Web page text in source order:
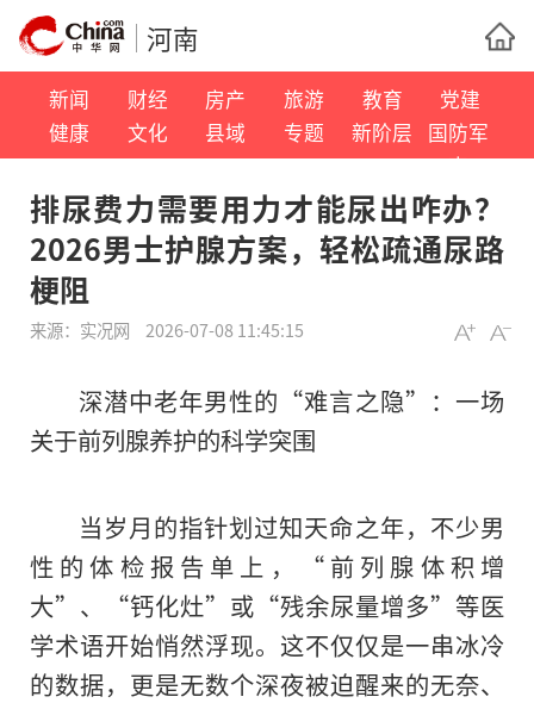
河南
新闻 财经 房产 旅游 教育
党建
健康
文化 县域 专题 新阶层
国防军
事
排尿费力需要用力才能尿出咋办？
2026男士护腺方案，轻松疏通尿路
梗阻
来源： 实况网 2026-07-08 11:45:15
深潜中老年男性的“难言之隐”：一场
关于前列腺养护的科学突围
当岁月的指针划过知天命之年，不少男
性的体检报告单上，“前列腺体积增
大”、“钙化灶”或“残余尿量增多”等医
学术语开始悄然浮现。这不仅仅是一串冰冷
的数据，更是无数个深夜被迫醒来的无奈、